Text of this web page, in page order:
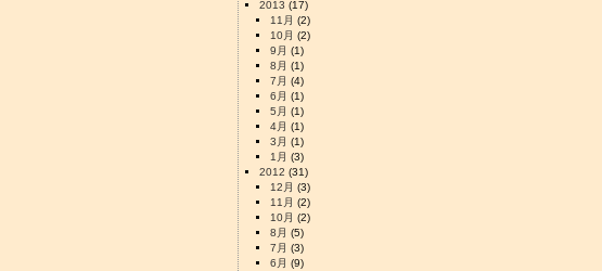
2013 (17)
11月 (2)
10月 (2)
9月 (1)
8月 (1)
7月 (4)
6月 (1)
5月 (1)
4月 (1)
3月 (1)
1月 (3)
2012 (31)
12月 (3)
11月 (2)
10月 (2)
8月 (5)
7月 (3)
6月 (9)